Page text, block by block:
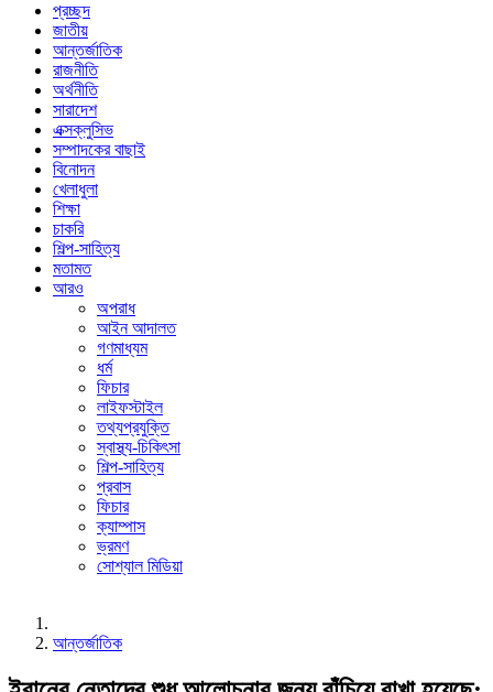
প্রচ্ছদ
জাতীয়
আন্তর্জাতিক
রাজনীতি
অর্থনীতি
সারাদেশ
এক্সক্লুসিভ
সম্পাদকের বাছাই
বিনোদন
খেলাধুলা
শিক্ষা
চাকরি
শিল্প-সাহিত্য
মতামত
আরও
অপরাধ
আইন আদালত
গণমাধ্যম
ধর্ম
ফিচার
লাইফস্টাইল
তথ্যপ্রযুক্তি
স্বাস্থ্য-চিকিৎসা
শিল্প-সাহিত্য
প্রবাস
ফিচার
ক্যাম্পাস
ভ্রমণ
সোশ্যাল মিডিয়া
আন্তর্জাতিক